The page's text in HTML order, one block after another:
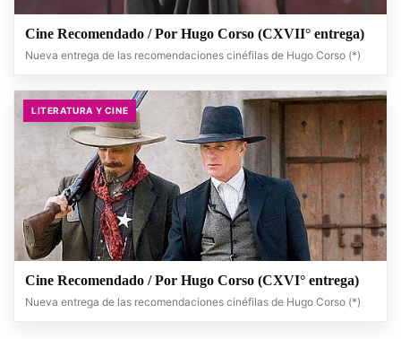
Cine Recomendado / Por Hugo Corso (CXVII° entrega)
Nueva entrega de las recomendaciones cinéfilas de Hugo Corso (*)
LITERATURA Y CINE
Cine Recomendado / Por Hugo Corso (CXVI° entrega)
Nueva entrega de las recomendaciones cinéfilas de Hugo Corso (*)